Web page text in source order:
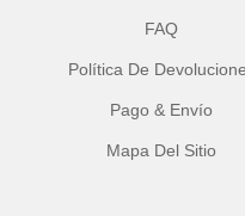
FAQ
Política De
Pago & Envío
Mapa Del Sitio